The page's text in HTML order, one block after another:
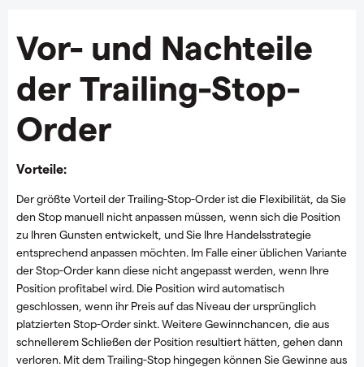
Vor- und Nachteile
der Trailing-Stop-
Order
Vorteile:
Der größte Vorteil der Trailing-Stop-Order ist die Flexibilität, da Sie
den Stop manuell nicht anpassen müssen, wenn sich die Position
zu Ihren Gunsten entwickelt, und Sie Ihre Handelsstrategie
entsprechend anpassen möchten. Im Falle einer üblichen Variante
der Stop-Order kann diese nicht angepasst werden, wenn Ihre
Position profitabel wird. Die Position wird automatisch
geschlossen, wenn ihr Preis auf das Niveau der ursprünglich
platzierten Stop-Order sinkt.Weitere Gewinnchancen, die aus
schnellerem Schließen der Position resultiert hätten, gehen dann
verloren. Mit dem Trailing-Stop hingegen können Sie Gewinne aus